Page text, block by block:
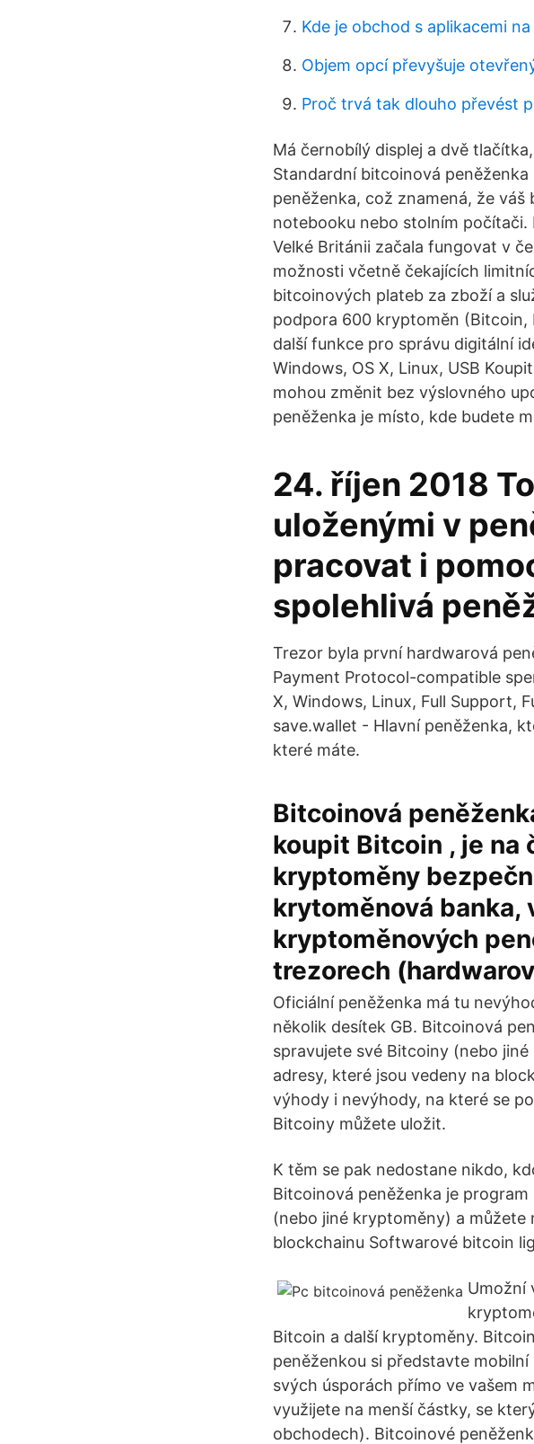
Kde je obchod s aplikacemi
Objem opcí převyšuje
Proč trvá tak dlouho převést
Má černobílý displej a dvě
Standardní bitcoinová
peněženka, což znamená, že
notebooku nebo stolním
Velké Británii začala fungovat v
možnosti včetně čekajících
bitcoinových plateb za zboží a
podpora 600 kryptoměn (Bitcoin,
další funkce pro správu digitální
Windows, OS X, Linux, USB
mohou změnit bez výslovného
peněženka je místo, kde budete
24. říjen 2018
uloženými v
pracovat i
spolehlivá
Trezor byla první hardwarová
Payment Protocol-compatible
X, Windows, Linux, Full Support,
save.wallet - Hlavní peněženka,
které máte.
Bitcoinová
koupit Bitcoin , je na
kryptoměny
krytoměnová banka,
kryptoměnových
trezorech
Oficiální peněženka má tu
několik desítek GB. Bitcoinová
spravujete své Bitcoiny (nebo
adresy, které jsou vedeny na
výhody i nevýhody, na které se
Bitcoiny můžete uložit.
K těm se pak nedostane nikdo,
Bitcoinová peněženka je
(nebo jiné kryptoměny) a můžete
blockchainu Softwarové bitcoin
Umožní
Bitcoin a další kryptoměny.
peněženkou si představte
svých úsporách přímo ve vašem
využijete na menší částky, se
obchodech). Bitcoinové